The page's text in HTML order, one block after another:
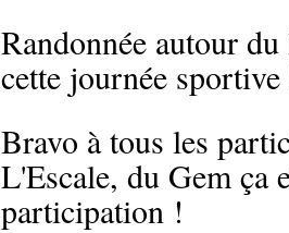
Randonnée autour
cette journée sportive
Bravo à tous les
L'Escale, du Gem ça
participation !